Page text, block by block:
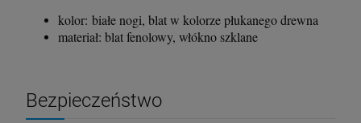
kolor: białe nogi, blat w kolorze płukanego drewna
materiał: blat fenolowy, włókno szklane
Bezpieczeństwo